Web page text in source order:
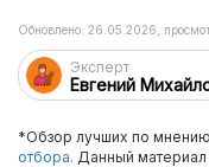
Эксперт
Евгений
Обновлено: 26.05.2026,
*Обзор лучших по
отбора. Данный материал